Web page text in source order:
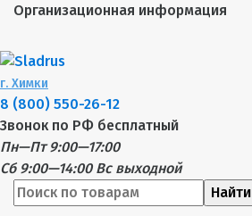
Организационная информация
г. Химки
8 (800) 550-26-12
Звонок по РФ бесплатный
Пн—Пт 9:00—17:00
Сб 9:00—14:00 Вс выходной
Найти